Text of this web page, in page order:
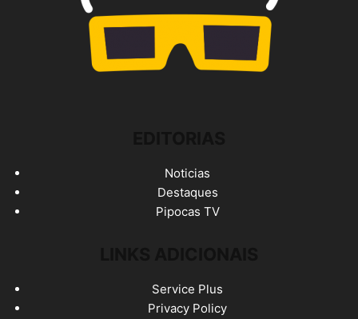
Noticias
Destaques
Pipocas TV
Service Plus
Privacy Policy